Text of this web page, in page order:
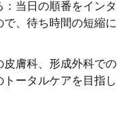
当日の順番をインタ
、待ち時間の短縮に
皮膚科、形成外科での
ータルケアを目指し